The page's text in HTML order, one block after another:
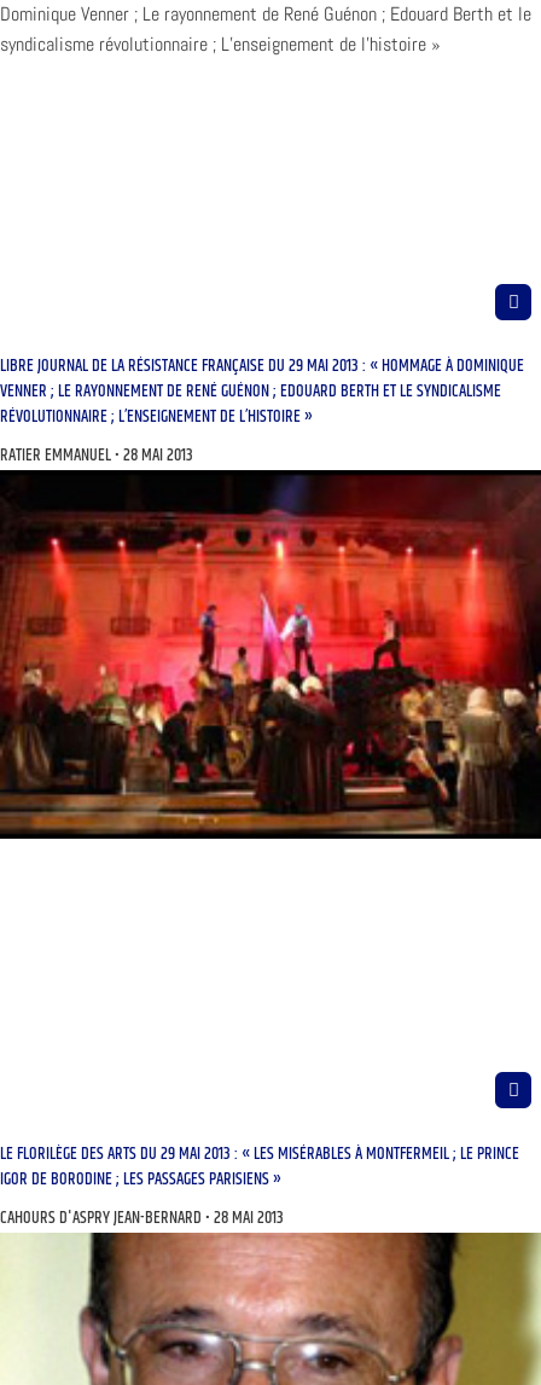
LIBRE JOURNAL DE LA RÉSISTANCE FRANÇAISE DU 29 MAI 2013 : « HOMMAGE À DOMINIQUE
VENNER ; LE RAYONNEMENT DE RENÉ GUÉNON ; EDOUARD BERTH ET LE SYNDICALISME
RÉVOLUTIONNAIRE ; L’ENSEIGNEMENT DE L’HISTOIRE »
RATIER EMMANUEL 28 MAI 2013
LE FLORILÈGE DES ARTS DU 29 MAI 2013 : « LES MISÉRABLES À MONTFERMEIL ; LE PRINCE
IGOR DE BORODINE ; LES PASSAGES PARISIENS »
CAHOURS D'ASPRY JEAN-BERNARD 28 MAI 2013